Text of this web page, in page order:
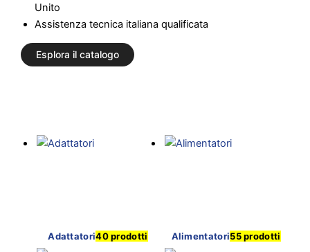
Unito
Assistenza tecnica italiana qualificata
Esplora il catalogo
Adattatori40 prodotti Alimentatori55 prodotti